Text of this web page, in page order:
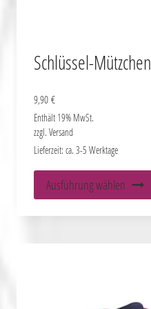
Schlüssel-Mützchen
9,90 €
Enthält 19% MwSt.
zzgl. Versand
Lieferzeit: ca. 3-5 Werktage
Ausführung wählen